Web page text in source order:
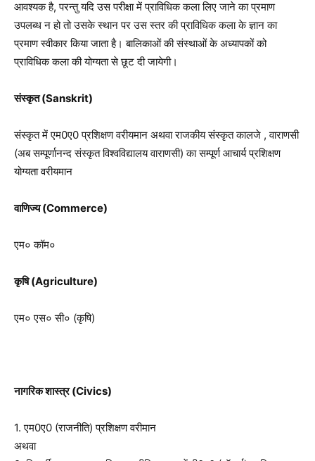
आवश्यक है, परन्तु यदि उस परीक्षा में प्राविधिक कला लिए जाने का प्रमाण
उपलब्ध न हो तो उसके स्थान पर उस स्तर की प्राविधिक कला के ज्ञान का
प्रमाण स्वीकार किया जाता है। बालिकाओं की संस्थाओं के अध्यापकों को
प्राविधिक कला की योग्यता से छूट दी जायेगी।
संस्कृत (Sanskrit)
संस्कृत में एम0ए0 प्रशिक्षण वरीयमान अथवा राजकीय संस्कृत कालजे , वाराणसी
(अब सम्पूर्णानन्द संस्कृत विश्वविद्यालय वाराणसी) का सम्पूर्ण आचार्य प्रशिक्षण
योग्यता वरीयमान
वाणिज्य (Commerce)
एम० कॉम०
कृषि (Agriculture)
एम० एस० सी० (कृषि)
नागरिक शास्त्र (Civics)
1. एम0ए0 (राजनीति) प्रशिक्षण वरीमान
अथवा